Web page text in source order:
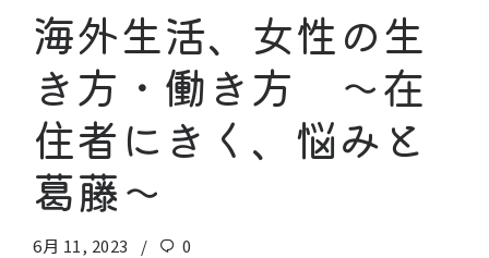
海外生活、女性の生
き方・働き方 ～在
住者にきく、悩みと
葛藤～
6月 11, 2023 0